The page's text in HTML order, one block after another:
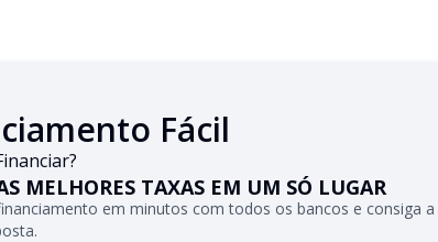
Fácil
MELHORES TAXAS EM UM SÓ LUGAR
em minutos com todos os bancos e consiga a